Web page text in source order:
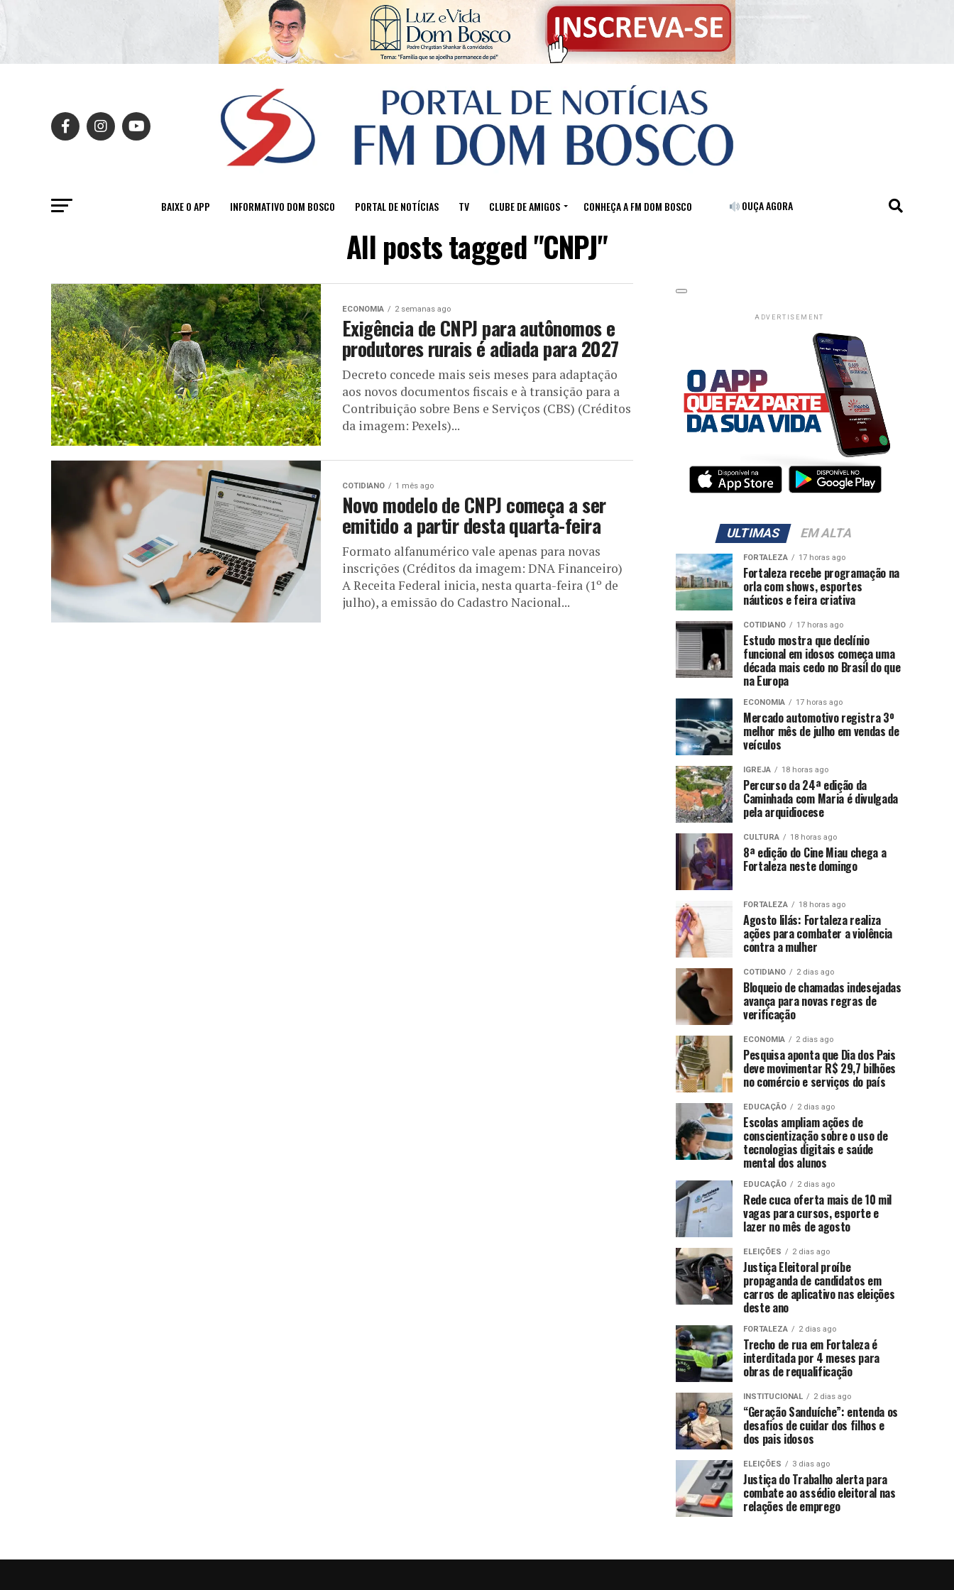
BAIXE O APP INFORMATIVO DOM BOSCO PORTAL DE NOTÍCIAS TV CLUBE DE AMIGOS CONHEÇA A FM DOM BOSCO OUÇA AGORA
All posts tagged "CNPJ"
ECONOMIA 2 semanas ago
Exigência de CNPJ para autônomos e
produtores rurais é adiada para 2027
Decreto concede mais seis meses para adaptação
aos novos documentos fiscais e à transição para a
Contribuição sobre Bens e Serviços (CBS) (Créditos
da imagem: Pexels)...
COTIDIANO 1 mês ago
Novo modelo de CNPJ começa a ser
emitido a partir desta quarta-feira
Formato alfanumérico vale apenas para novas
inscrições (Créditos da imagem: DNA Financeiro)
A Receita Federal inicia, nesta quarta-feira (1º de
julho), a emissão do Cadastro Nacional...
ADVERTISEMENT
ULTIMAS EM ALTA
FORTALEZA 17 horas ago
Fortaleza recebe programação na
orla com shows, esportes
náuticos e feira criativa
COTIDIANO 17 horas ago
Estudo mostra que declínio
funcional em idosos começa uma
década mais cedo no Brasil do que
na Europa
ECONOMIA 17 horas ago
Mercado automotivo registra 3º
melhor mês de julho em vendas de
veículos
IGREJA 18 horas ago
Percurso da 24ª edição da
Caminhada com Maria é divulgada
pela arquidiocese
CULTURA 18 horas ago
8ª edição do Cine Miau chega a
Fortaleza neste domingo
FORTALEZA 18 horas ago
Agosto lilás: Fortaleza realiza
ações para combater a violência
contra a mulher
COTIDIANO 2 dias ago
Bloqueio de chamadas indesejadas
avança para novas regras de
verificação
ECONOMIA 2 dias ago
Pesquisa aponta que Dia dos Pais
deve movimentar R$ 29,7 bilhões
no comércio e serviços do país
EDUCAÇÃO 2 dias ago
Escolas ampliam ações de
conscientização sobre o uso de
tecnologias digitais e saúde
mental dos alunos
EDUCAÇÃO 2 dias ago
Rede cuca oferta mais de 10 mil
vagas para cursos, esporte e
lazer no mês de agosto
ELEIÇÕES 2 dias ago
Justiça Eleitoral proíbe
propaganda de candidatos em
carros de aplicativo nas eleições
deste ano
FORTALEZA 2 dias ago
Trecho de rua em Fortaleza é
interditada por 4 meses para
obras de requalificação
INSTITUCIONAL 2 dias ago
“Geração Sanduíche”: entenda os
desafios de cuidar dos filhos e
dos pais idosos
ELEIÇÕES 3 dias ago
Justiça do Trabalho alerta para
combate ao assédio eleitoral nas
relações de emprego